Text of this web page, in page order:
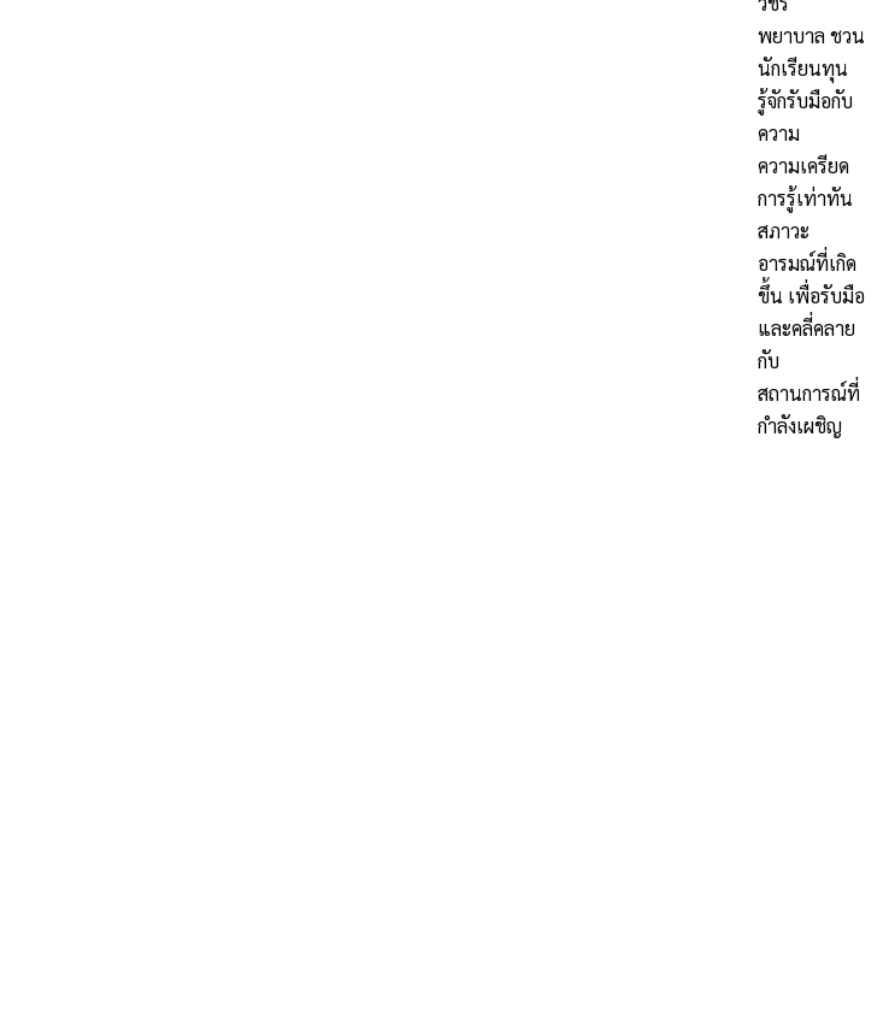
พยาบาล ชวน
นักเรียนทุน
รู้จักรับมือกับ
ความ
ความเครียด
การรู้เท่าทัน
สภาวะ
อารมณ์ที่เกิด
ขึ้น เพื่อรับมือ
และคลี่คลาย
กับ
สถานการณ์ที่
กำลังเผชิญ